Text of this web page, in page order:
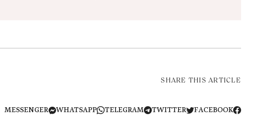
SHARE THIS ARTICLE
FACEBOOK
TWITTER
TELEGRAM
WHATSAPP
MESSENGER